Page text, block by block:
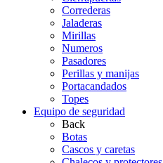
Correderas
Jaladeras
Mirillas
Numeros
Pasadores
Perillas y manijas
Portacandados
Topes
Equipo de seguridad
Back
Botas
Cascos y caretas